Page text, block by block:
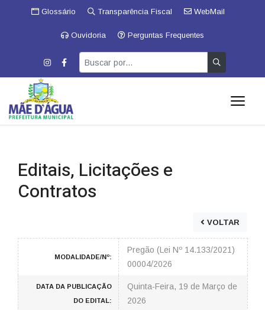
Glossário Transparência Fiscal WebMail
Ouvidoria Perguntas Frequentes
Editais, Licitações e
Contratos
VOLTAR
MODALIDADE/Nº:
Pregão (Lei Nº 14.133/2021)
00004/2026
DATA DA PUBLICAÇÃO
DO EDITAL:
Quinta-Feira, 19 de Março de
2026